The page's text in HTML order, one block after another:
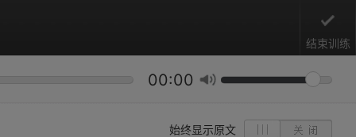
结束训练
00:00
始终显示原文